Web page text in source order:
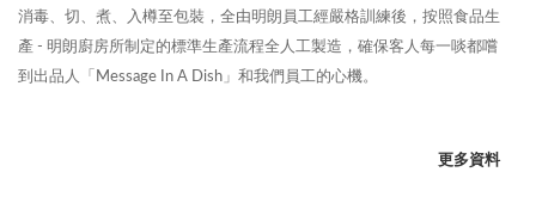
消毒、切、煮、入樽至包裝，全由明朗員工經嚴格訓練後，按照食品生
產 - 明朗廚房所制定的標準生產流程全人工製造，確保客人每一啖都嚐
到出品人「Message In A Dish」和我們員工的心機。
更多資料